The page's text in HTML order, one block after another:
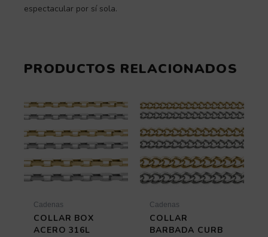
espectacular por sí sola.
PRODUCTOS RELACIONADOS
Cadenas
COLLAR BOX
ACERO 316L
de
precios:
desde
8,18 €
hasta
13,97 €
producto
tiene
múltiples
variantes.
opciones
se
Cadenas
COLLAR
BARBADA CURB
de
precios:
desde
5,70 €
hasta
16,45 €
producto
tiene
múltiples
Las
opciones
se